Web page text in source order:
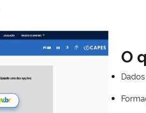
O